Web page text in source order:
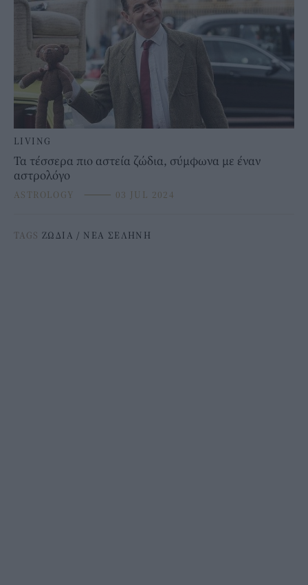
LIVING
Τα τέσσερα πιο αστεία ζώδια, σύμφωνα με έναν
αστρολόγο
ASTROLOGY ⸻ 03 JUL 2024
TAGS ΖΩΔΙΑ / ΝΕΑ ΣΕΛΗΝΗ